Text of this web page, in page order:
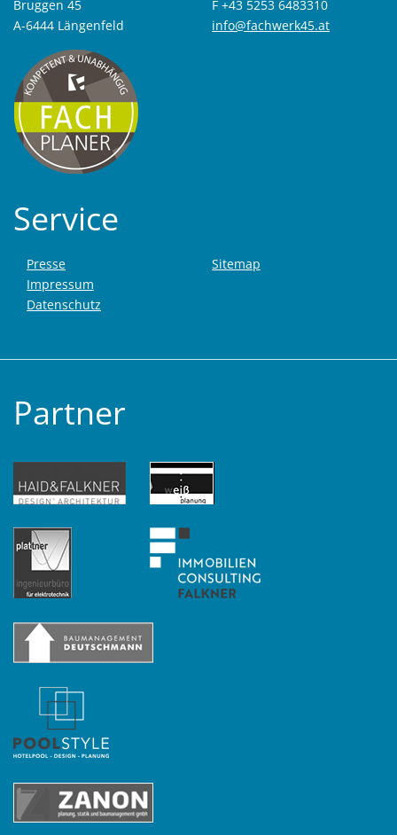
Bruggen 45
A-6444 Längenfeld
F +43 5253 6483310
info@fachwerk45.at
Service
Presse
Impressum
Datenschutz
Sitemap
Partner